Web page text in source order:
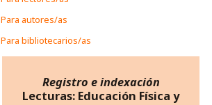
Para autores/as
Para bibliotecarios/as
Registro e indexación
Lecturas: Educación Física y